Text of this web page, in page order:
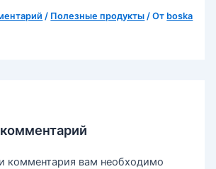
/ Полезные продукты / От boska
комментария вам необходимо